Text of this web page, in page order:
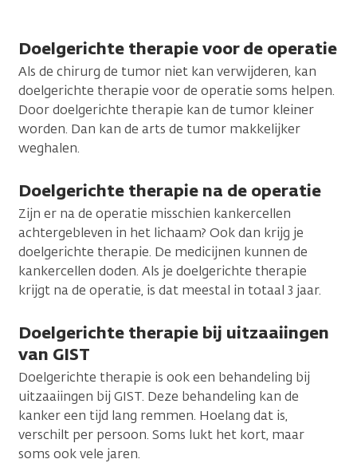
Doelgerichte therapie voor de operatie
Als de chirurg de tumor niet kan verwijderen, kan
doelgerichte therapie voor de operatie soms helpen.
Door doelgerichte therapie kan de tumor kleiner
worden. Dan kan de arts de tumor makkelijker
weghalen.
Doelgerichte therapie na de operatie
Zijn er na de operatie misschien kankercellen
achtergebleven in het lichaam? Ook dan krijg je
doelgerichte therapie. De medicijnen kunnen de
kankercellen doden. Als je doelgerichte therapie
krijgt na de operatie, is dat meestal in totaal 3 jaar.
Doelgerichte therapie bij uitzaaiingen
van GIST
Doelgerichte therapie is ook een behandeling bij
uitzaaiingen bij GIST. Deze behandeling kan de
kanker een tijd lang remmen. Hoelang dat is,
verschilt per persoon. Soms lukt het kort, maar
soms ook vele jaren.